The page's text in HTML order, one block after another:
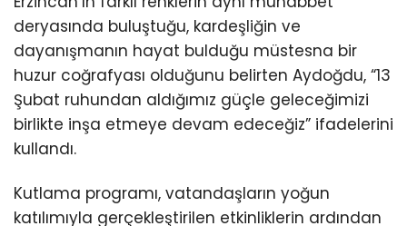
deryasında buluştuğu, kardeşliğin ve
dayanışmanın hayat bulduğu müstesna bir
huzur coğrafyası olduğunu belirten Aydoğdu, “13
Şubat ruhundan aldığımız güçle geleceğimizi
birlikte inşa etmeye devam edeceğiz” ifadelerini
kullandı.
Kutlama programı, vatandaşların yoğun
katılımıyla gerçekleştirilen etkinliklerin ardından